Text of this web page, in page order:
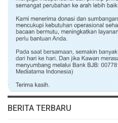
BERITA TERBARU